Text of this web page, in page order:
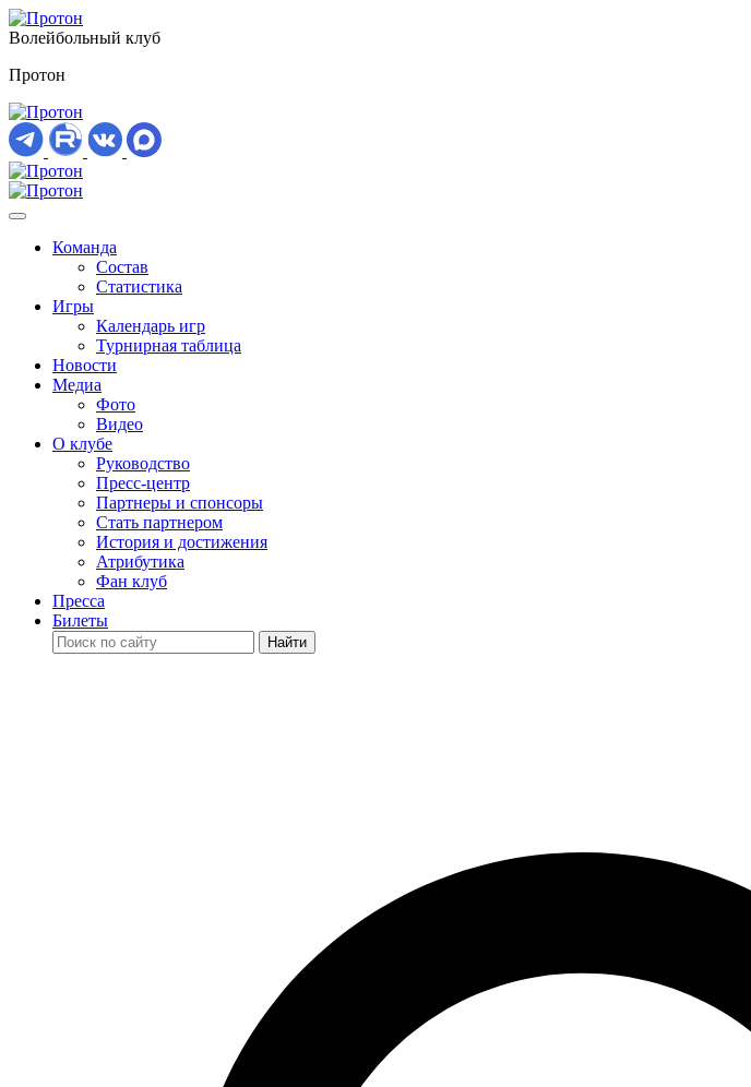
Волейбольный клуб
Протон
Команда
Состав
Статистика
Игры
Календарь игр
Турнирная таблица
Новости
Медиа
Фото
Видео
О клубе
Руководство
Пресс-центр
Партнеры и спонсоры
Стать партнером
История и достижения
Атрибутика
Фан клуб
Пресса
Билеты
Найти